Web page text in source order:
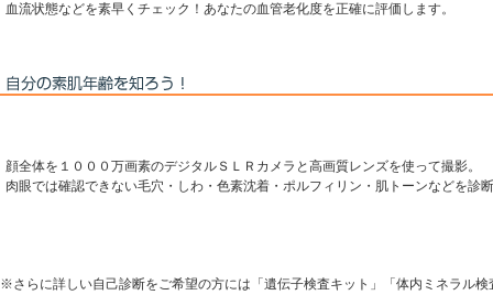
血流状態などを素早くチェック！あなたの血管老化度を正確に評価します。
顔全体を１０００万画素のデジタルＳＬＲカメラと高画質レンズを使って撮影。
肉眼では確認できない毛穴・しわ・色素沈着・ポルフィリン・肌トーンなどを診
※さらに詳しい自己診断をご希望の方には「遺伝子検査キット」「体内ミネラル検